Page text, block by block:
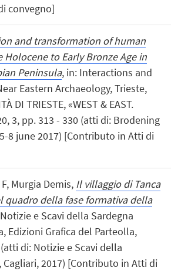
convegno]
and transformation of human
to Early Bronze Age in
Peninsula, in: Interactions and
Eastern Archaeology, Trieste,
DI TRIESTE, «WEST & EAST.
3, pp. 313 - 330 (atti di: Brodening
8 june 2017) [Contributo in Atti di
Murgia Demis, Il villaggio di Tanca
quadro della fase formativa della
e Scavi della Sardegna
Edizioni Grafica del Parteolla,
di: Notizie e Scavi della
Cagliari, 2017) [Contributo in Atti di